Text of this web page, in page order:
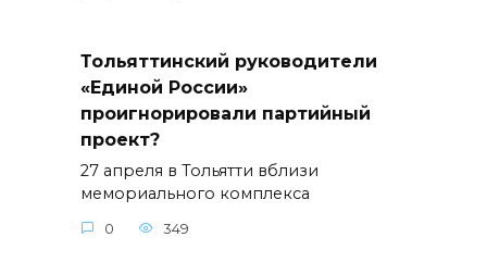
Тольяттинский руководители
«Единой России»
проигнорировали партийный
проект?
27 апреля в Тольятти вблизи
мемориального комплекса
0 349